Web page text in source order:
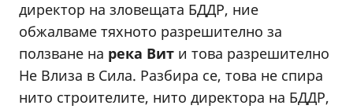
директор на зловещата БДДР, ние
обжалваме тяхното разрешително за
ползване на река Вит и това разрешително
Не Влиза в Сила. Разбира се, това не спира
нито строителите, нито директора на БДДР,